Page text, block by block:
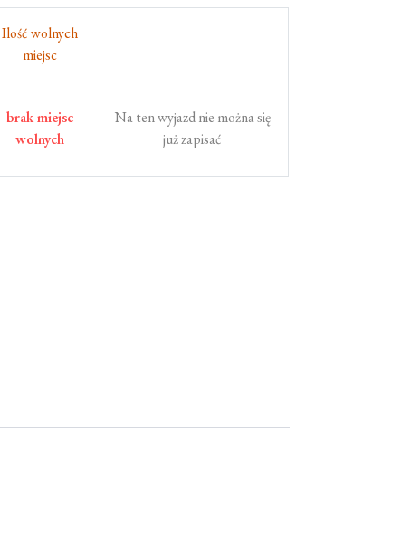
Ilość wolnych
miejsc
brak miejsc
wolnych
Na ten wyjazd nie można się
już zapisać